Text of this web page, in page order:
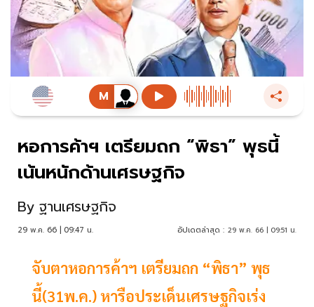
หอการค้าฯ เตรียมถก “พิธา” พุธนี้
เน้นหนักด้านเศรษฐกิจ
By ฐานเศรษฐกิจ
29 พ.ค. 66 | 09:47 น. อัปเดตล่าสุด : 29 พ.ค. 66 | 09:51 น.
จับตาหอการค้าฯ เตรียมถก “พิธา” พุธ
นี้(31พ.ค.) หารือประเด็นเศรษฐกิจเร่ง